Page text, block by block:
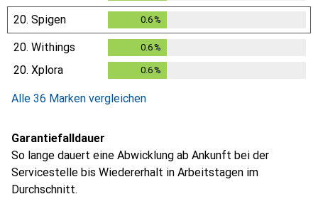
20. Spigen 0.6 %
20. Withings 0.6 %
20. Xplora 0.6 %
Alle 36 Marken vergleichen
Garantiefalldauer
So lange dauert eine Abwicklung ab Ankunft bei der
Servicestelle bis Wiedererhalt in Arbeitstagen im
Durchschnitt.